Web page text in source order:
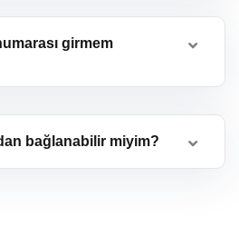
girmem
bağlanabilir miyim?